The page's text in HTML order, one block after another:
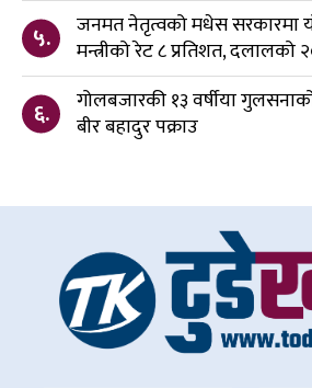
५.
जनमत नेतृत्वको मधेस सरकारमा
मन्त्रीको रेट ८ प्रतिशत, दलालको
६.
गोलबजारकी १३ वर्षीया
बीर बहादुर पक्राउ